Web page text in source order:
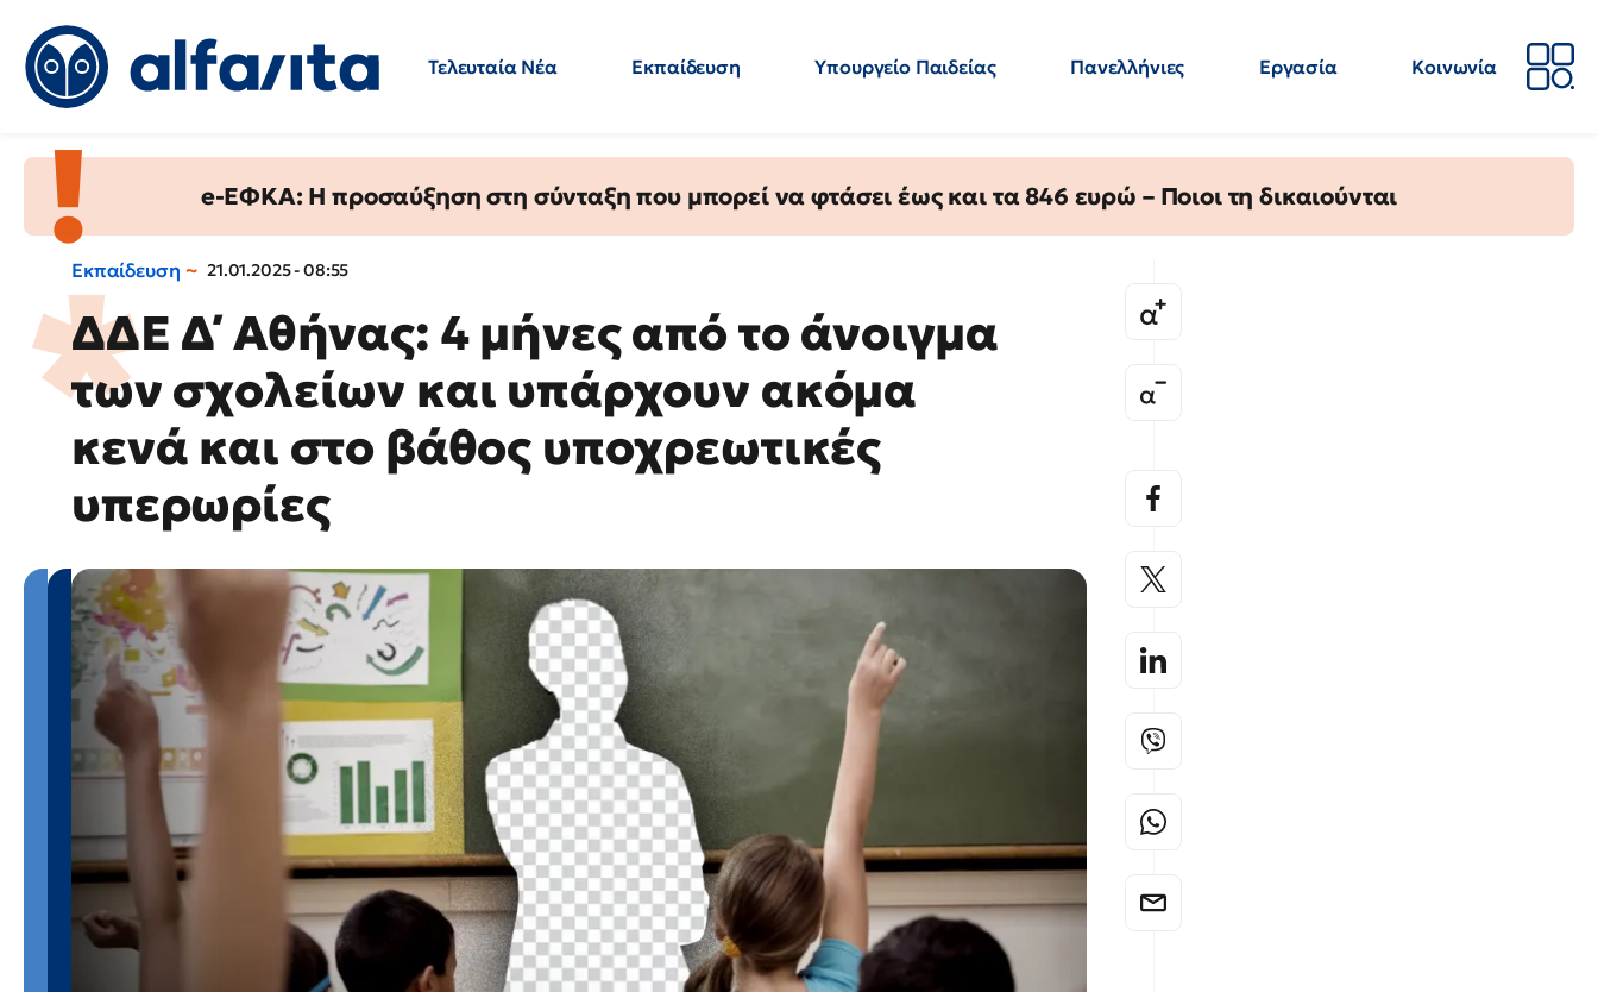
Τελευταία Νέα Εκπαίδευση Υπουργείο Παιδείας Πανελλήνιες Εργασία
Κοινωνία
e-ΕΦΚΑ: Η προσαύξηση στη σύνταξη που μπορεί να φτάσει έως και τα 846 ευρώ – Ποιοι τη δικαιούνται
Εκπαίδευση 21.01.2025 - 08:55
ΔΔΕ Δ΄ Αθήνας: 4 μήνες από το άνοιγμα
των σχολείων και υπάρχουν ακόμα
κενά και στο βάθος υποχρεωτικές
υπερωρίες